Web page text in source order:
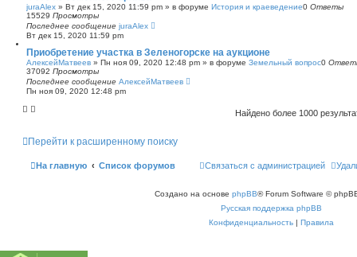
juraAlex » Вт дек 15, 2020 11:59 pm » в форуме История и краеведение0 Ответы
15529 Просмотры
Последнее сообщение juraAlex
Вт дек 15, 2020 11:59 pm
Приобретение участка в Зеленогорске на аукционе
АлексейМатвеев » Пн ноя 09, 2020 12:48 pm » в форуме Земельный вопрос0
37092 Просмотры
Последнее сообщение АлексейМатвеев
Пн ноя 09, 2020 12:48 pm
Найдено более 1000
Перейти к расширенному поиску
На главную Список форумов Связаться с администрацией
Создано на основе phpBB® Forum Software ©
Русская поддержка phpBB
Конфиденциальность | Правила